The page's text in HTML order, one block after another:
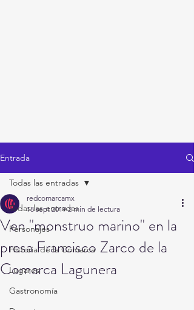
Entrada
Todas las entradas
Personajes
Historia de la Comarca
Lugares
Gastronomía
Todas las entradas
Ven "monstruo marino" en la
presa Francisco Zarco de la
Comarca Lagunera
redcomarcamx
18 sept 2019 2 min de lectura